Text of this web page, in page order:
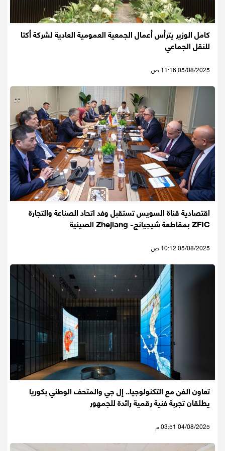
كامل الوزير يترأس أعمال الجمعية العمومية العادية لشركة أكتا
للنقل الجماعي
05/08/2025 11:16 ص
اقتصادية قناة السويس تستقبل وفد اتحاد الصناعة والتجارة
ZFIC بمقاطعة شيجيانج- Zhejiang الصينية
05/08/2025 10:12 ص
تعاون الفن مع التكنولوجيا.. إل جي والمتحف الوطني بكوريا
يطلقان تجربة فنية رقمية رائدة للجمهور
04/08/2025 03:51 م